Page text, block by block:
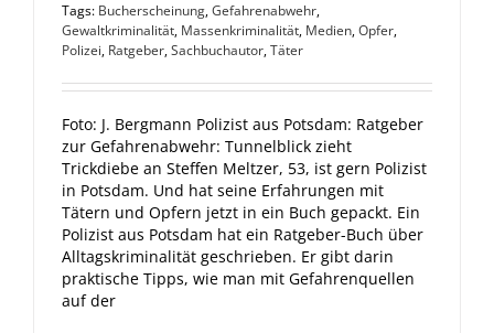
Tags: Bucherscheinung,Gefahrenabwehr,
Gewaltkriminalität, Massenkriminalität, Medien,Opfer,
Polizei, Ratgeber,Sachbuchautor,Täter
Foto: J. Bergmann Polizist aus Potsdam: Ratgeber
zur Gefahrenabwehr: Tunnelblick zieht
Trickdiebe an Steffen Meltzer, 53, ist gern Polizist
in Potsdam. Und hat seine Erfahrungen mit
Tätern und Opfern jetzt in ein Buch gepackt. Ein
Polizist aus Potsdam hat ein Ratgeber-Buch über
Alltagskriminalität geschrieben. Er gibt darin
praktische Tipps, wie man mit Gefahrenquellen
auf der